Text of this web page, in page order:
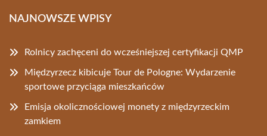
NAJNOWSZE WPISY
Rolnicy zachęceni do wcześniejszej certyfikacji QMP
Międzyrzecz kibicuje Tour de Pologne: Wydarzenie
sportowe przyciąga mieszkańców
Emisja okolicznościowej monety z międzyrzeckim
zamkiem